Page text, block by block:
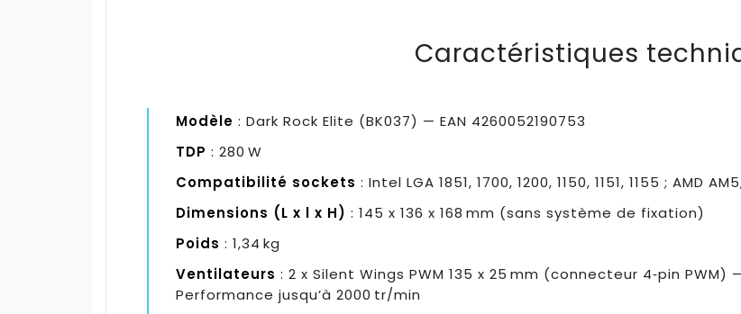
Caractéristiques
Modèle : Dark Rock Elite (BK037) — EAN 4260052190753
TDP : 280 W
Compatibilité sockets : Intel LGA 1851, 1700, 1200, 1150, 1151, 1155 ; AMD
Dimensions (L x l x H) : 145 x 136 x 168 mm (sans système de fixation)
Poids : 1,34 kg
Ventilateurs : 2 x Silent Wings PWM 135 x 25 mm (connecteur 4‑pin
Performance jusqu’à 2000 tr/min